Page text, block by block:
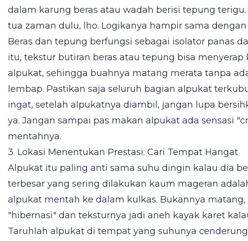
dalam karung beras atau wadah berisi tepung
tua zaman dulu, lho. Logikanya hampir sama
Beras dan tepung berfungsi sebagai isolator panas
itu, tekstur butiran beras atau tepung bisa
alpukat, sehingga buahnya matang merata tanpa
lembap. Pastikan saja seluruh bagian alpukat
ingat, setelah alpukatnya diambil, jangan lupa
ya. Jangan sampai pas makan alpukat ada sensasi
mentahnya.
3. Lokasi Menentukan Prestasi: Cari Tempat Hangat
Alpukat itu paling anti sama suhu dingin kalau dia
terbesar yang sering dilakukan kaum mageran
alpukat mentah ke dalam kulkas. Bukannya matang,
"hibernasi" dan teksturnya jadi aneh kayak karet
Taruhlah alpukat di tempat yang suhunya